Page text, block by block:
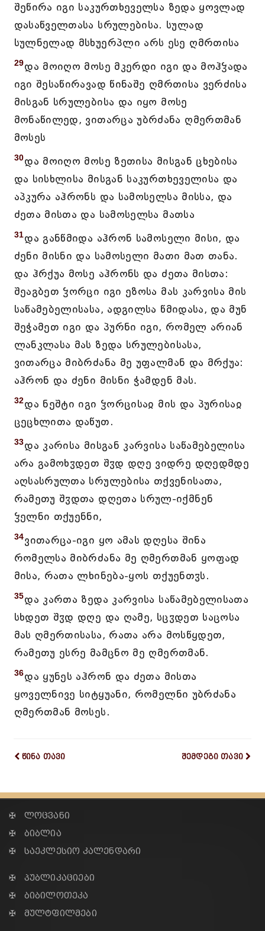
შეწირა იგი საკურთხეველსა ზედა ყოვლად
დასაწველთასა სრულებისა. სულად
სულნელად მსხუერპლი არს ესე ღმრთისა
29და მოიღო მოსე მკერდი იგი და მოჰჴადა
იგი შესაწირავად წინაშე ღმრთისა ვერძისა
მისგან სრულებისა და იყო მოსე
მონაწილედ, ვითარცა უბრძანა ღმერთმან
მოსეს
30და მოიღო მოსე ზეთისა მისგან ცხებისა
და სისხლისა მისგან საკურთხეველისა და
აპკურა აჰრონს და სამოსელსა მისსა, და
ძეთა მისთა და სამოსელსა მათსა
31და განწმიდა აჰრონ სამოსელი მისი, და
ძენი მისნი და სამოსელი მათი მათ თანა.
და ჰრქუა მოსე აჰრონს და ძეთა მისთა:
შეაგბეთ ჴორცი იგი ეზოსა მას კარვისა მის
საწამებელისასა, ადგილსა წმიდასა, და მუნ
შეჭამეთ იგი და პურნი იგი, რომელ არიან
ლანკლასა მას ზედა სრულებისასა,
ვითარცა მიბრძანა მე უფალმან და მრქუა:
აჰრონ და ძენი მისნი ჭამდენ მას.
32და ნეშტი იგი ჴორცისაჲ მის და პურისაჲ
ცეცხლითა დაწუთ.
33და კარისა მისგან კარვისა საწამებელისა
არა გამოხჳდეთ შჳდ დღე ვიდრე დღედმდე
აღსასრულთა სრულებისა თქვენისათა,
რამეთუ შჳდთა დღეთა სრულ-იქმნენ
ჴელნი თქუენნი,
34ვითარცა-იგი ყო ამას დღესა შინა
რომელსა მიბრძანა მე ღმერთმან ყოფად
მისა, რათა ლხინება-ყოს თქუენთჳს.
35და კართა ზედა კარვისა საწამებელისათა
სხდეთ შჳდ დღე და ღამე, სცჳდეთ საცოსა
მას ღმერთისასა, რათა არა მოსწყდეთ,
რამეთუ ესრე მამცნო მე ღმერთმან.
36და ყუნეს აჰრონ და ძეთა მისთა
ყოველნივე სიტყუანი, რომელნი უბრძანა
ღმერთმან მოსეს.
წინა თავი შემდეგი თავი
✠ ლოცვანი
✠ ბიბლია
✠ საეკლესიო კალენდარი
✠ პუბლიკაციები
✠ ბიბილოთეკა
✠ მულტფილმები